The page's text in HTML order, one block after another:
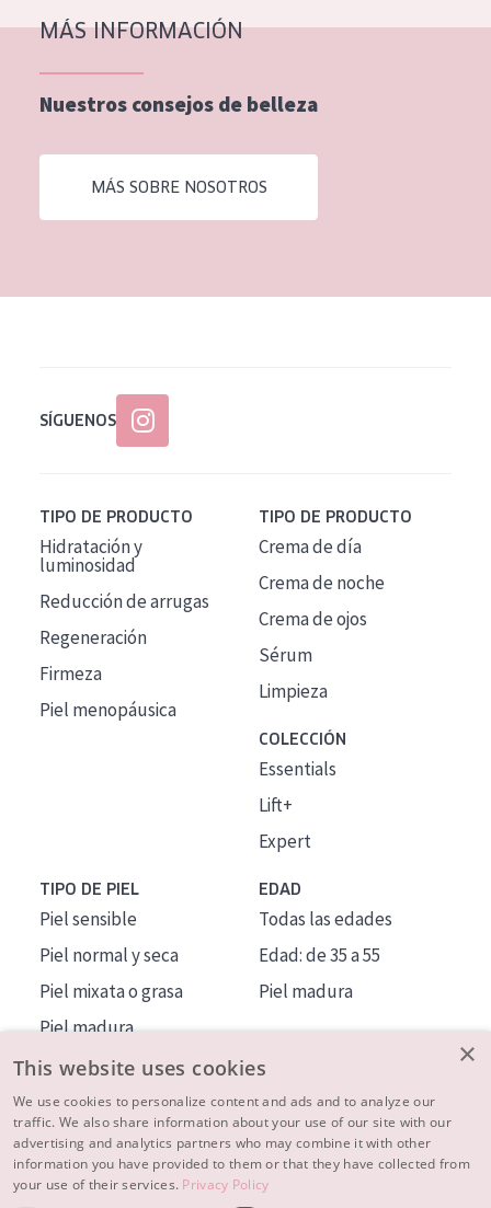
Piel normal y seca
Piel mixata o grasa
Piel madura
Piel expuesta al sol
Piel menopáusica
Todas las edades
MÁS INFORMACIÓN
Nuestros consejos de belleza
MÁS SOBRE NOSOTROS
SÍGUENOS
TIPO DE PRODUCTO
Hidratación y
luminosidad
Reducción de arrugas
Regeneración
Firmeza
Piel menopáusica
TIPO DE PRODUCTO
Crema de día
Crema de noche
Crema de ojos
Sérum
Limpieza
COLECCIÓN
Essentials
Lift+
Expert
TIPO DE PIEL
Piel sensible
Piel normal y seca
Piel mixata o grasa
Piel madura
Piel expuesta al sol
Piel menopáusica
EDAD
Todas las edades
Edad: de 35 a 55
Piel madura
MÁS SOBRE NOSOTROS
INSPIRACIÓN
×
This website uses cookies
We use cookies to personalize content and ads and to analyze our
traffic. We also share information about your use of our site with our
advertising and analytics partners who may combine it with other
information you have provided to them or that they have collected from
your use of their services. Privacy Policy